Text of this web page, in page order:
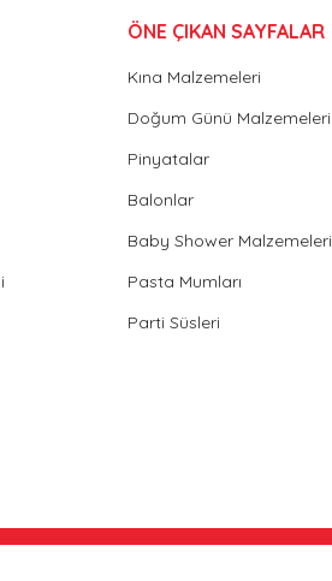
ÖNE ÇIKAN SAYFALAR
Kına Malzemeleri
Doğum Günü Malzemeleri
Pinyatalar
Balonlar
Baby Shower Malzemeleri
Pasta Mumları
Parti Süsleri